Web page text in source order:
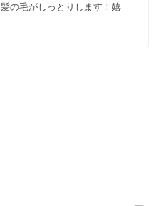
の毛がしっとりします！嬉